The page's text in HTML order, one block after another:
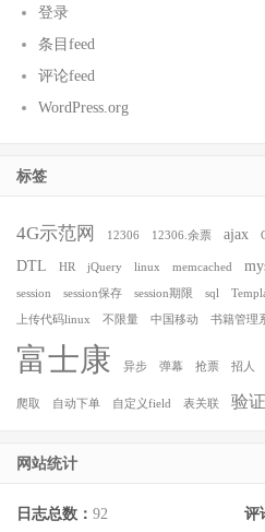
登录
条目feed
评论feed
WordPress.org
标签
4G示范网 12306 12306.余票 ajax
DTL HR jQuery linux memcached
session session保存 session期限 sql
上传代码linux 不限量 中国移动 书籍管理
富士康 异步 弹幕 抢票 招人
爬取 自动下单 自定义field 表关联 验
网站统计
日志总数： 92 评